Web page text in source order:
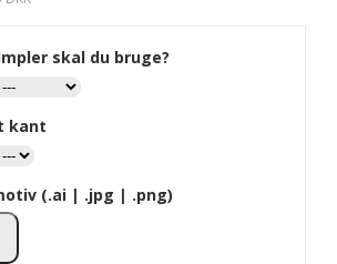
skal du bruge?
kant
(.ai | .jpg | .png)